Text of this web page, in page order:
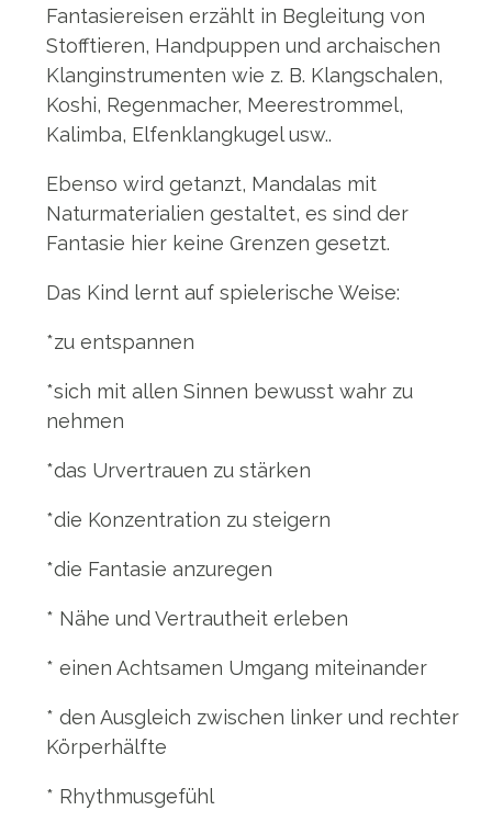
Fantasiereisen erzählt in Begleitung von
Stofftieren, Handpuppen und archaischen
Klanginstrumenten wie z. B. Klangschalen,
Koshi, Regenmacher, Meerestrommel,
Kalimba, Elfenklangkugel usw..
Ebenso wird getanzt, Mandalas mit
Naturmaterialien gestaltet, es sind der
Fantasie hier keine Grenzen gesetzt.
Das Kind lernt auf spielerische Weise:
*zu entspannen
*sich mit allen Sinnen bewusst wahr zu
nehmen
*das Urvertrauen zu stärken
*die Konzentration zu steigern
*die Fantasie anzuregen
* Nähe und Vertrautheit erleben
* einen Achtsamen Umgang miteinander
* den Ausgleich zwischen linker und rechter
Körperhälfte
* Rhythmusgefühl